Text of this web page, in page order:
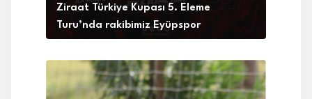
Ziraat Türkiye Kupası 5. Eleme
Turu’nda rakibimiz Eyüpspor